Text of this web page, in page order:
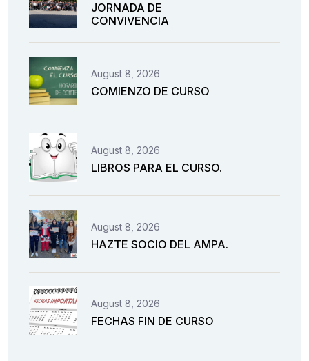
JORNADA DE
CONVIVENCIA
August 8, 2026
COMIENZO DE CURSO
August 8, 2026
LIBROS PARA EL CURSO.
August 8, 2026
HAZTE SOCIO DEL AMPA.
August 8, 2026
FECHAS FIN DE CURSO